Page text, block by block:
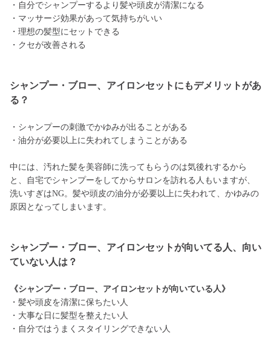
・自分でシャンプーするより髪や頭皮が清潔になる
・マッサージ効果があって気持ちがいい
・理想の髪型にセットできる
・クセが改善される
シャンプー・ブロー、アイロンセットにもデメリットがあ
る？
・シャンプーの刺激でかゆみが出ることがある
・油分が必要以上に失われてしまうことがある
中には、汚れた髪を美容師に洗ってもらうのは気後れするから
と、自宅でシャンプーをしてからサロンを訪れる人もいますが、
洗いすぎはNG。髪や頭皮の油分が必要以上に失われて、かゆみの
原因となってしまいます。
シャンプー・ブロー、アイロンセットが向いてる人、向い
ていない人は？
《シャンプー・ブロー、アイロンセットが向いている人》
・髪や頭皮を清潔に保ちたい人
・大事な日に髪型を整えたい人
・自分ではうまくスタイリングできない人